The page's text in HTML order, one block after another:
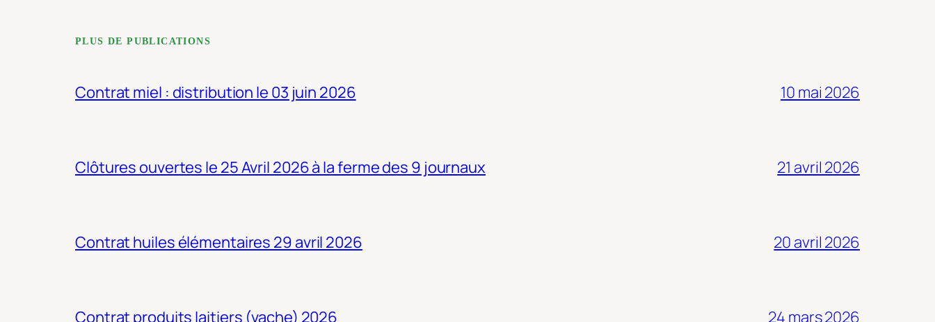
PLUS DE PUBLICATIONS
Contrat miel : distribution le 03 juin 2026 10 mai 2026
Clôtures ouvertes le 25 Avril 2026 à la ferme des 9 journaux 21 avril 2026
Contrat huiles élémentaires 29 avril 2026 20 avril 2026
Contrat produits laitiers (vache) 2026 24 mars 2026